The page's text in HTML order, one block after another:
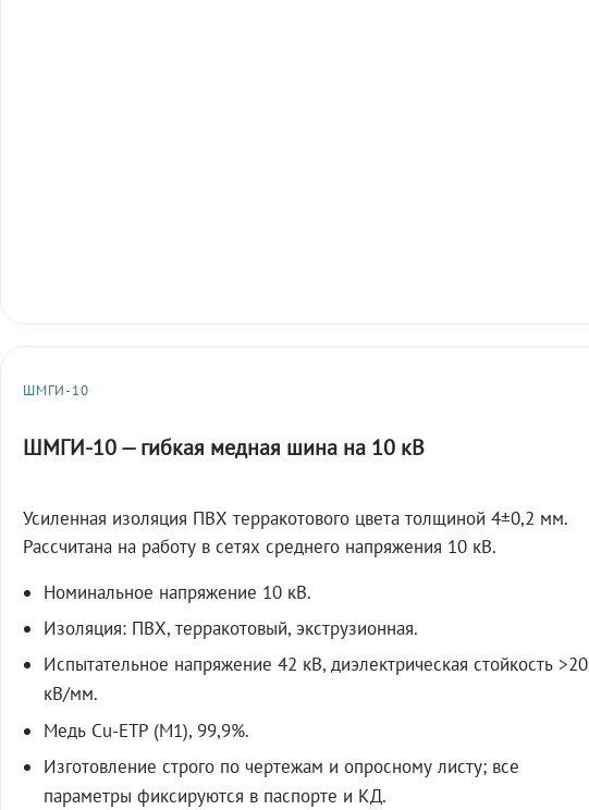
ШМГИ-10
ШМГИ-10 — гибкая медная шина на 10 кВ
Усиленная изоляция ПВХ терракотового цвета толщиной 4±0,2 мм.
Рассчитана на работу в сетях среднего напряжения 10 кВ.
Номинальное напряжение 10 кВ.
Изоляция: ПВХ, терракотовый, экструзионная.
Испытательное напряжение 42 кВ, диэлектрическая стойкость >20
кВ/мм.
Медь Cu-ETP (M1), 99,9%.
Изготовление строго по чертежам и опросному листу; все
параметры фиксируются в паспорте и КД.